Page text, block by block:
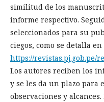
similitud de los
informe respectivo.
seleccionados para su
ciegos, como se detalla
https://revistas.pj.gob.pe/
Los autores reciben los
y se les da un plazo para
observaciones y